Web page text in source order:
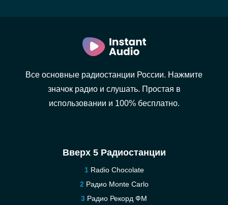
Все основные радиостанции России. Нажмите
значок радио и слушать. Простая в
использовании и 100% бесплатно.
Вверх 5 Радиостанции
Radio Chocolate
Радио Monte Carlo
Радио Рекорд ФМ